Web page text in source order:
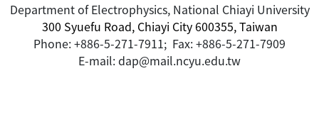
Department of Electrophysics, National Chiayi University
300 Syuefu Road, Chiayi City 600355, Taiwan
Phone: +886-5-271-7911; Fax: +886-5-271-7909
E-mail: dap@mail.ncyu.edu.tw